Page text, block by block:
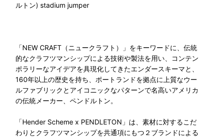
ルトン) stadium jumper
「NEW CRAFT（ニュークラフト）」をキーワードに、伝統
的なクラフツマンシップによる技術や製法を用い、コンテン
ポラリーなアイデアを具現化してきたエンダースキーマと、
160年以上の歴史を持ち、ポートランドを拠点に上質なウー
ルファブリックとアイコニックなパターンで名高いアメリカ
の伝統メーカー、ペンドルトン。
「Hender Scheme x PENDLETON」は、素材に対するこだ
わりとクラフツマンシップを共通項にもつ２ブランドによる